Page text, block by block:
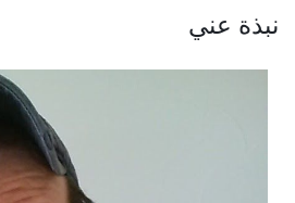
نبذة عني